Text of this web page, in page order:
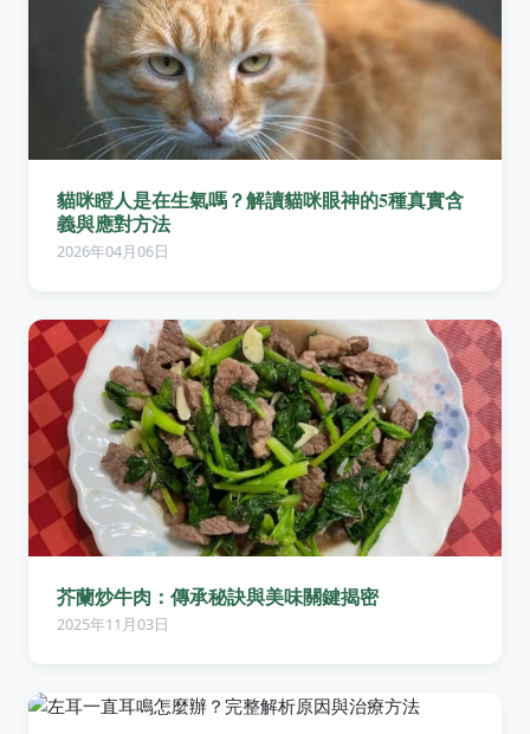
貓咪瞪人是在生氣嗎？解讀貓咪眼神的5種真實含
義與應對方法
2026年04月06日
芥蘭炒牛肉：傳承秘訣與美味關鍵揭密
2025年11月03日